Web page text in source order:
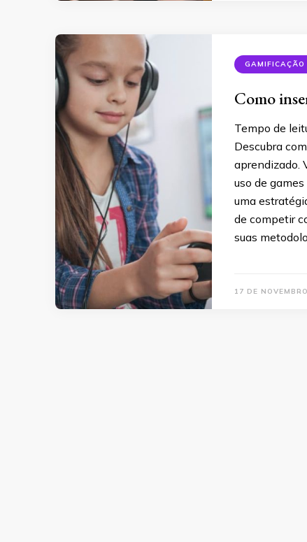
GAMIFICAÇÃO
Como
Tempo de
Descubra
aprendizado.
uso de
uma
de competir
suas
17 DE